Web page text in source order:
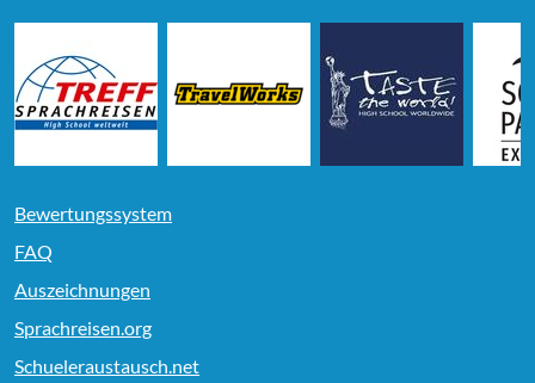
Bewertungssystem
FAQ
Auszeichnungen
Sprachreisen.org
Schueleraustausch.net